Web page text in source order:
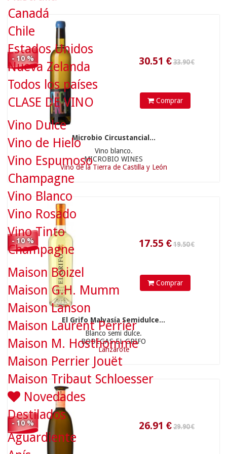
- 10 %
Comprar
Microbio Circustancial...
Vino blanco.
MICROBIO WINES
Vino de la Tierra de Castilla y León
- 10 %
17.55€
Comprar
El Grifo Malvasía Semidulce...
Blanco semi dulce.
BODEGAS EL GRIFO
Lanzarote
- 10 %
118.00 €
Canadá
Chile
Estados Unidos
Nueva Zelanda
Todos los países
CLASE DE VINO
Vino Dulce
Vino de Hielo
Vino Espumoso
Champagne
Vino Blanco
Vino Rosado
Vino Tinto
Champagne
Maison Boizel
Maison G.H. Mumm
Maison Lanson
Maison Laurent Perrier
Maison M. Hosthomme
Maison Perrier Jouët
Maison Tribaut Schloesser
Novedades
Destilados
Aguardiente